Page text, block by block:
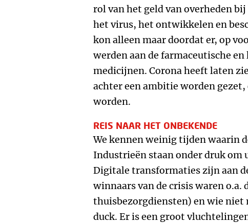
rol van het geld van overheden
het virus, het ontwikkelen en
kon alleen maar doordat er, op
werden aan de farmaceutische
medicijnen. Corona heeft laten
achter een ambitie worden
worden.
REIS NAAR HET ONBEKENDE
We kennen weinig tijden waarin
Industrieën staan onder druk om
Digitale transformaties zijn aan
winnaars van de crisis waren o.a.
thuisbezorgdiensten) en wie niet
duck. Er is een groot